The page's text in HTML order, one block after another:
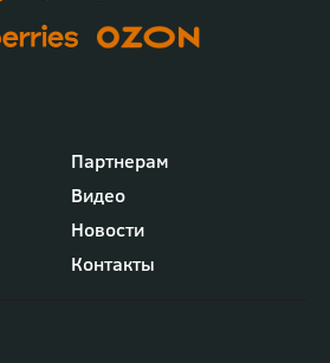
Партнерам
Видео
Новости
Контакты